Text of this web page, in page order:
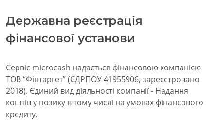
Державна реєстрація
фінансової установи
Сервіс microcash надається фінансовою компанією
ТОВ “Фінтаргет” (ЄДРПОУ 41955906, зареєстровано
2018). Єдиний вид діяльності компанії - Надання
коштів у позику в тому числі на умовах фінансового
кредиту.